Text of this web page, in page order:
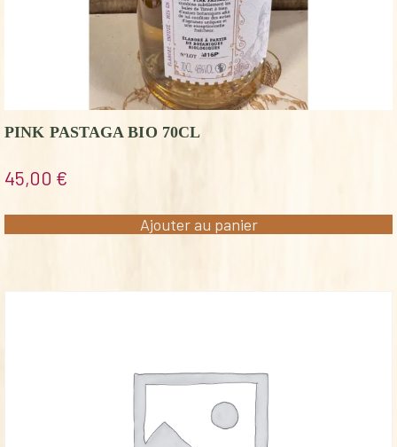
PINK PASTAGA BIO 70CL
45,00 €
Ajouter au panier